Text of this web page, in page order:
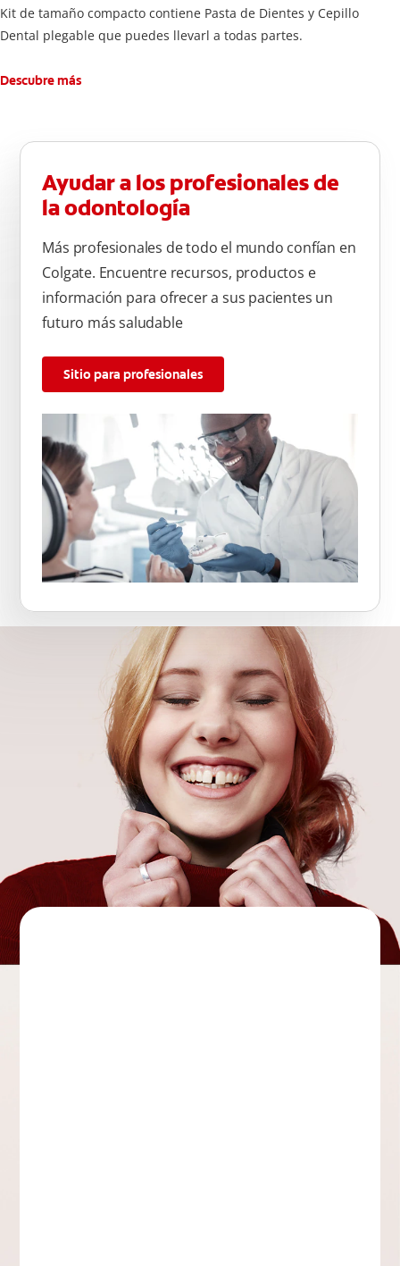
Kit de tamaño compacto contiene Pasta de Dientes y Cepillo
Dental plegable que puedes llevarl a todas partes.
Descubre más
Ayudar a los profesionales de
la odontología
Más profesionales de todo el mundo confían en
Colgate. Encuentre recursos, productos e
información para ofrecer a sus pacientes un
futuro más saludable
Sitio para profesionales